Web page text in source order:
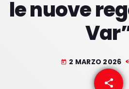
NUESTRAS FRECUENCIAS
le nuove
today 2 MARZO 2026
share
email